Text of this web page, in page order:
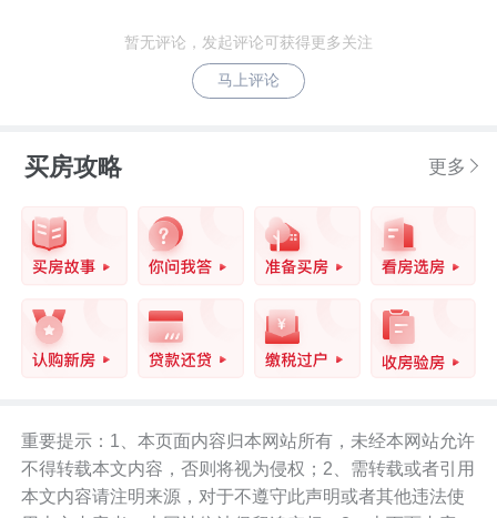
暂无评论，发起评论可获得更多关注
马上评论
买房攻略 更多
重要提示：1、本页面内容归本网站所有，未经本网站允许
不得转载本文内容，否则将视为侵权；2、需转载或者引用
本文内容请注明来源，对于不遵守此声明或者其他违法使